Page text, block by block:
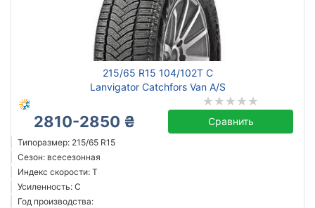
215/65 R15 104/102T C
Lanvigator Catchfors Van A/S
2810-2850 ₴ Сравнить
Типоразмер: 215/65 R15
Сезон: всесезонная
Индекс скорости: T
Усиленность: C
Год производства:
Год производства
Страна производства
Сбросить